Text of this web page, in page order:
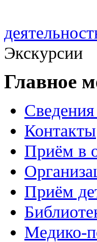
Экскурсии
Главное
Контакты
Приём в
Приём
Медико-